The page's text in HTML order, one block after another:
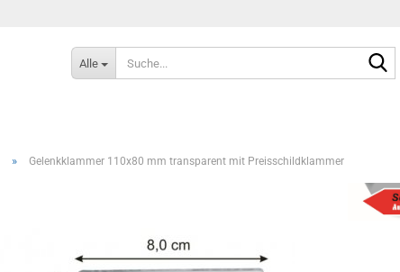
Alle
» Gelenkklammer 110x80 mm transparent mit Preisschildklammer